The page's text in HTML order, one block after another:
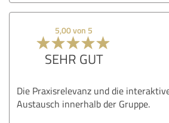
5,00 von 5
SEHR GUT
Die Praxisrelevanz und die
Austausch innerhalb der Gruppe.